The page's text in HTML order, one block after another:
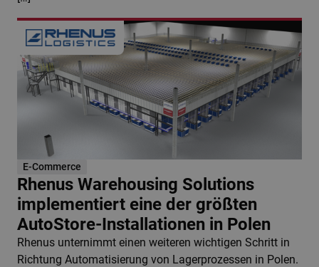
E-Commerce
Rhenus Warehousing Solutions
implementiert eine der größten
AutoStore-Installationen in Polen
Rhenus unternimmt einen weiteren wichtigen Schritt in
Richtung Automatisierung von Lagerprozessen in Polen.